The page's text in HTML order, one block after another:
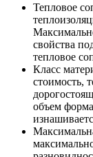
Тепловое
свойства
тепловое
Класс
стоимость,
объем